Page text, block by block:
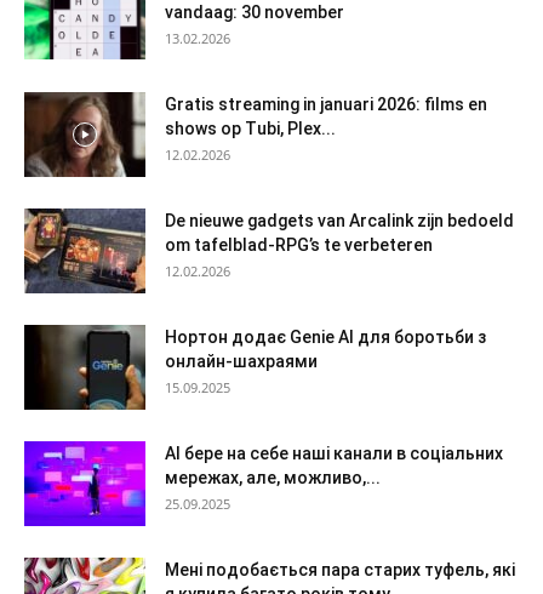
vandaag: 30 november
13.02.2026
Gratis streaming in januari 2026: films en
shows op Tubi, Plex...
12.02.2026
De nieuwe gadgets van Arcalink zijn bedoeld
om tafelblad-RPG’s te verbeteren
12.02.2026
Нортон додає Genie AI для боротьби з
онлайн-шахраями
15.09.2025
AI бере на себе наші канали в соціальних
мережах, але, можливо,...
25.09.2025
Мені подобається пара старих туфель, які